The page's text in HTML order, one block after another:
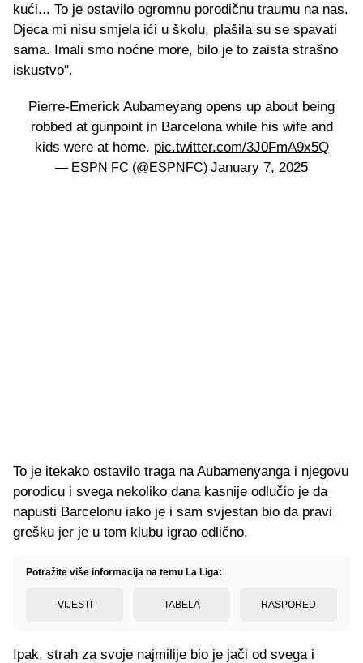
kući... To je ostavilo ogromnu porodičnu traumu na nas.
Djeca mi nisu smjela ići u školu, plašila su se spavati
sama. Imali smo noćne more, bilo je to zaista strašno
iskustvo".
Pierre-Emerick Aubameyang opens up about being
robbed at gunpoint in Barcelona while his wife and
kids were at home. pic.twitter.com/3J0FmA9x5Q
— ESPN FC (@ESPNFC) January 7, 2025
To je itekako ostavilo traga na Aubamenyanga i njegovu
porodicu i svega nekoliko dana kasnije odlučio je da
napusti Barcelonu iako je i sam svjestan bio da pravi
grešku jer je u tom klubu igrao odlično.
Potražite više informacija na temu La Liga:
VIJESTI TABELA RASPORED
Ipak, strah za svoje najmilije bio je jači od svega i